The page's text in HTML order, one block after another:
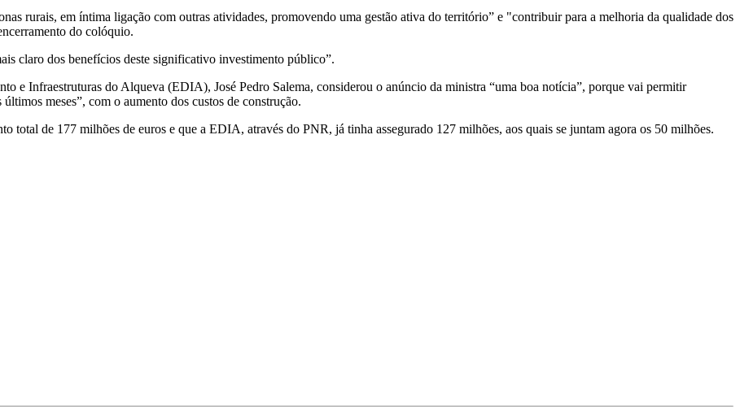
rurais, em íntima ligação com outras atividades, promovendo uma gestão ativa do território” e "contribuir para a melhoria da qualidade dos
do colóquio.
claro dos benefícios deste significativo investimento público”.
e Infraestruturas do Alqueva (EDIA), José Pedro Salema, considerou o anúncio da ministra “uma boa notícia”, porque vai permitir
meses”, com o aumento dos custos de construção.
total de 177 milhões de euros e que a EDIA, através do PNR, já tinha assegurado 127 milhões, aos quais se juntam agora os 50 milhões.